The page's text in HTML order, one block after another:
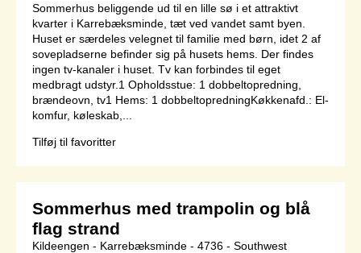
Sommerhus beliggende ud til en lille sø i et attraktivt
kvarter i Karrebæksminde, tæt ved vandet samt byen.
Huset er særdeles velegnet til familie med børn, idet 2 af
sovepladserne befinder sig på husets hems. Der findes
ingen tv-kanaler i huset. Tv kan forbindes til eget
medbragt udstyr.1 Opholdsstue: 1 dobbeltopredning,
brændeovn, tv1 Hems: 1 dobbeltopredningKøkkenafd.: El-
komfur, køleskab,...
Tilføj til favoritter
Sommerhus med trampolin og blå
flag strand
Kildeengen - Karrebæksminde - 4736 - Southwest